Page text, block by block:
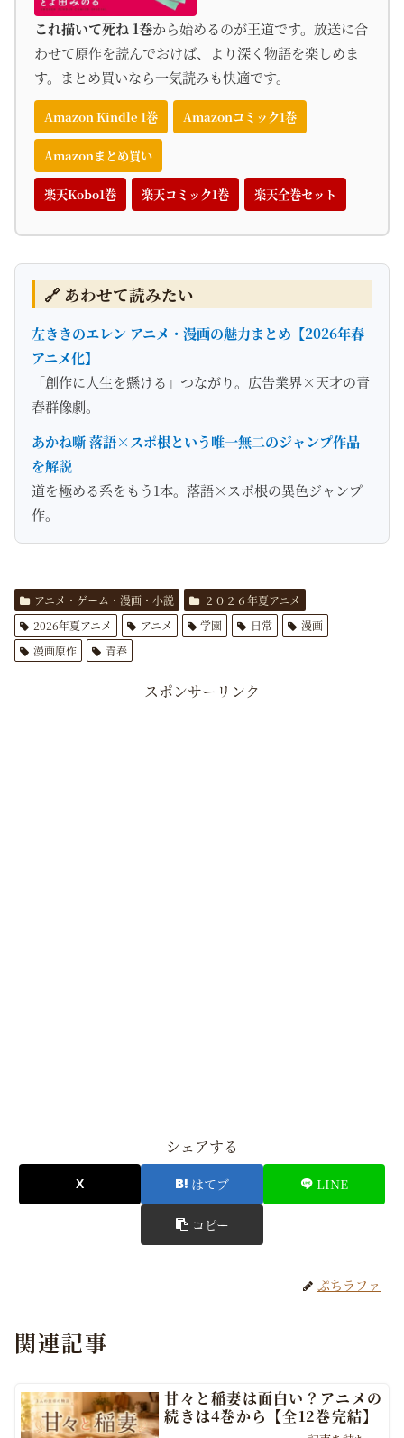
これ描いて死ね 1巻から始めるのが王道です。放送に合
わせて原作を読んでおけば、より深く物語を楽しめま
す。まとめ買いなら一気読みも快適です。
Amazon Kindle 1巻 Amazonコミック1巻
Amazonまとめ買い
楽天Kobo1巻 楽天コミック1巻 楽天全巻セット
🔗 あわせて読みたい
左ききのエレン アニメ・漫画の魅力まとめ【2026年春
アニメ化】
「創作に人生を懸ける」つながり。広告業界×天才の青
春群像劇。
あかね噺 落語×スポ根という唯一無二のジャンプ作品
を解説
道を極める系をもう1本。落語×スポ根の異色ジャンプ
作。
アニメ・ゲーム・漫画・小説
２０２６年夏アニメ
2026年夏アニメ
アニメ 学園 日常
漫画
漫画原作
青春
スポンサーリンク
シェアする
はてブ LINE
コピー
ぷちラファ
関連記事
甘々と稲妻は面白い？アニメの
続きは4巻から【全12巻完結】